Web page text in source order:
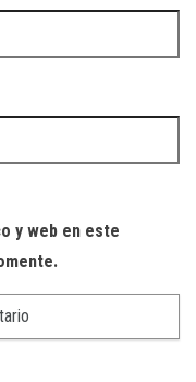
y web en este